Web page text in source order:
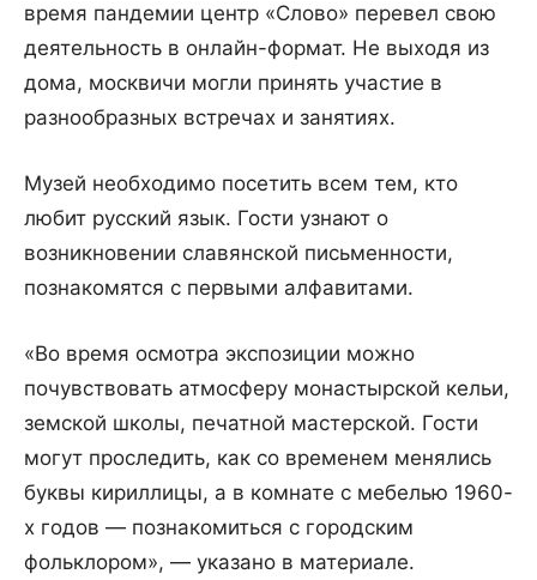
время пандемии центр «Слово» перевел свою
деятельность в онлайн-формат. Не выходя из
дома, москвичи могли принять участие в
разнообразных встречах и занятиях.
Музей необходимо посетить всем тем, кто
любит русский язык. Гости узнают о
возникновении славянской письменности,
познакомятся с первыми алфавитами.
«Во время осмотра экспозиции можно
почувствовать атмосферу монастырской кельи,
земской школы, печатной мастерской. Гости
могут проследить, как со временем менялись
буквы кириллицы, а в комнате с мебелью 1960-
х годов — познакомиться с городским
фольклором», — указано в материале.